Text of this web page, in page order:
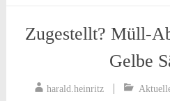
Zugestellt? Müll-
Gelbe
harald.heinritz